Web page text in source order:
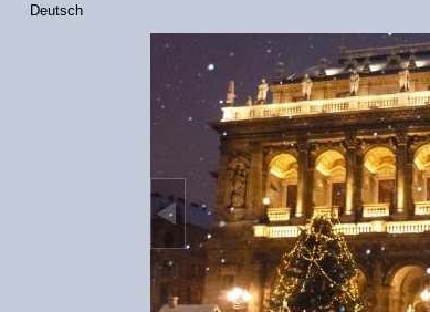
Deutsch